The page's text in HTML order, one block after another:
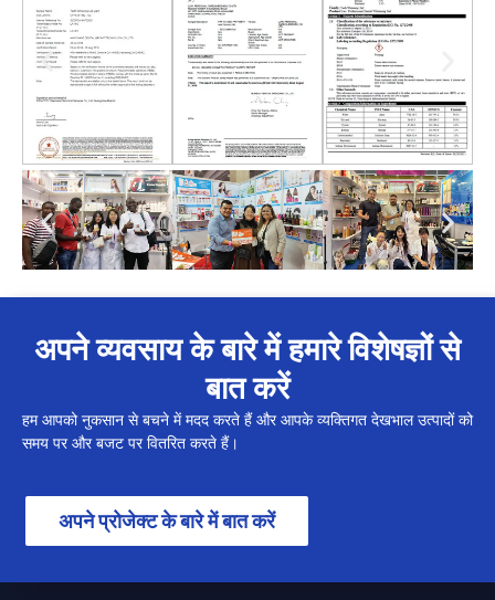
अपने व्यवसाय के बारे में हमारे विशेषज्ञों से
बात करें
हम आपको नुकसान से बचने में मदद करते हैं और आपके व्यक्तिगत देखभाल उत्पादों को
समय पर और बजट पर वितरित करते हैं।
अपने प्रोजेक्ट के बारे में बात करें